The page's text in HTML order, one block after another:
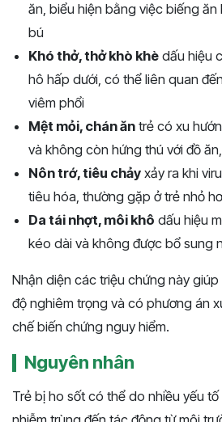
ăn, biểu hiện bằng việc biếng
bú
Khó thở, thở khò khè dấu hiệu
hô hấp dưới, có thể liên quan
viêm phổi
Mệt mỏi, chán ăn trẻ có xu
và không còn hứng thú với đồ
Nôn trớ, tiêu chảy xảy ra khi
tiêu hóa, thường gặp ở trẻ nhỏ
Da tái nhợt, môi khô dấu hiệu
kéo dài và không được bổ sung
Nhận diện các triệu chứng này
độ nghiêm trọng và có phương án
chế biến chứng nguy hiểm.
Nguyên nhân
Trẻ bị ho sốt có thể do nhiều yếu